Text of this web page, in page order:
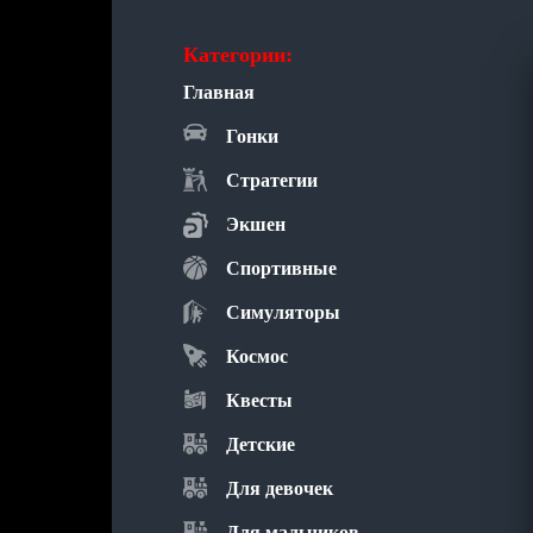
Категории:
Главная
Гонки
Стратегии
Экшен
Спортивные
Симуляторы
Космос
Квесты
Детские
Для девочек